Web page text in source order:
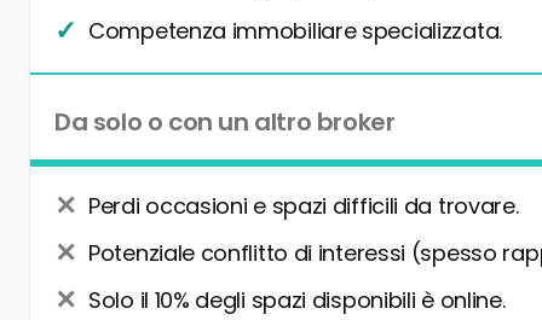
Competenza immobiliare specializzata.
Da solo o con un altro broker
Perdi occasioni e spazi difficili da trovare.
Potenziale conflitto di interessi (spesso
Solo il 10% degli spazi disponibili è online.